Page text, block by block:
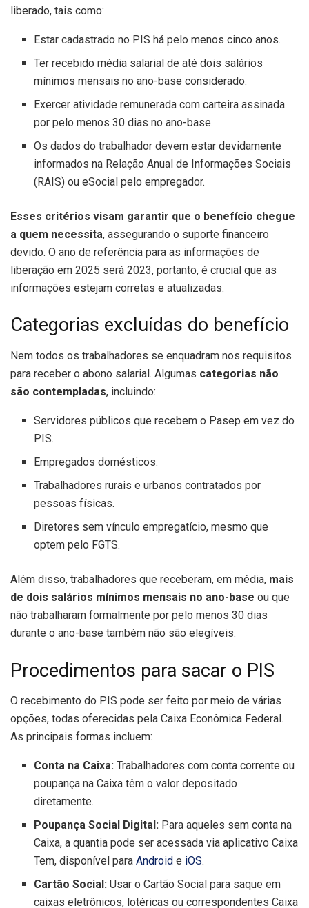
liberado, tais como:
Estar cadastrado no PIS há pelo menos cinco anos.
Ter recebido média salarial de até dois salários
mínimos mensais no ano-base considerado.
Exercer atividade remunerada com carteira assinada
por pelo menos 30 dias no ano-base.
Os dados do trabalhador devem estar devidamente
informados na Relação Anual de Informações Sociais
(RAIS) ou eSocial pelo empregador.
Esses critérios visam garantir que o benefício chegue
a quem necessita, assegurando o suporte financeiro
devido. O ano de referência para as informações de
liberação em 2025 será 2023, portanto, é crucial que as
informações estejam corretas e atualizadas.
Categorias excluídas do benefício
Nem todos os trabalhadores se enquadram nos requisitos
para receber o abono salarial. Algumas categorias não
são contempladas, incluindo:
Servidores públicos que recebem o Pasep em vez do
PIS.
Empregados domésticos.
Trabalhadores rurais e urbanos contratados por
pessoas físicas.
Diretores sem vínculo empregatício, mesmo que
optem pelo FGTS.
Além disso, trabalhadores que receberam, em média, mais
de dois salários mínimos mensais no ano-base ou que
não trabalharam formalmente por pelo menos 30 dias
durante o ano-base também não são elegíveis.
Procedimentos para sacar o PIS
O recebimento do PIS pode ser feito por meio de várias
opções, todas oferecidas pela Caixa Econômica Federal.
As principais formas incluem:
Conta na Caixa:Trabalhadores com conta corrente ou
poupança na Caixa têm o valor depositado
diretamente.
Poupança Social Digital: Para aqueles sem conta na
Caixa, a quantia pode ser acessada via aplicativo Caixa
Tem, disponível para Android e iOS.
Cartão Social: Usar o Cartão Social para saque em
caixas eletrônicos, lotéricas ou correspondentes Caixa